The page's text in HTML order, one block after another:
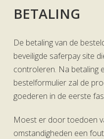
BETALING
De betaling van de
beveiligde saferpay site
controleren. Na betaling
bestelformulier zal de
goederen in de eerste
Moest er door toedoen
omstandigheden een